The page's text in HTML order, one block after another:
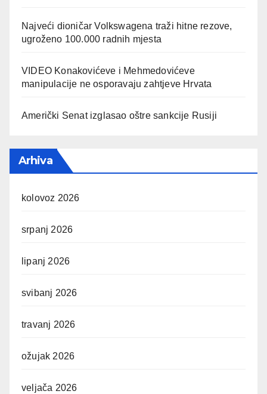
Najveći dioničar Volkswagena traži hitne rezove,
ugroženo 100.000 radnih mjesta
VIDEO Konakovićeve i Mehmedovićeve
manipulacije ne osporavaju zahtjeve Hrvata
Američki Senat izglasao oštre sankcije Rusiji
Arhiva
kolovoz 2026
srpanj 2026
lipanj 2026
svibanj 2026
travanj 2026
ožujak 2026
veljača 2026